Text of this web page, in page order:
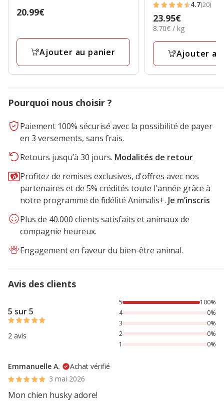
Prix
20.99€
Ajouter au panier
4.7
étoiles
avec
20
4.7(20)
Prix
23.95€
23.95€
8.70€
Kg
8.70€ / kg
Ajouter
Pourquoi nous choisir ?
Paiement 100% sécurisé avec la possibilité de payer
en 3 versements, sans frais.
Retours jusqu’à 30 jours. Modalités de retour
Profitez de remises exclusives, d'offres avec nos
partenaires et de 5% crédités toute l'année grâce à
notre programme de fidélité Animalis+. Je m’inscris
Plus de 40.000 clients satisfaits et animaux de
compagnie heureux.
Engagement en faveur du bien-être animal.
Avis des clients
5 sur 5
2 avis
100% des personnes lont noté avec {1} étoiles,
5
100%
4
0%
3
0%
2
0%
1
0%
Emmanuelle A.
Achat vérifié
3 mai 2026
Mon chien husky adore!